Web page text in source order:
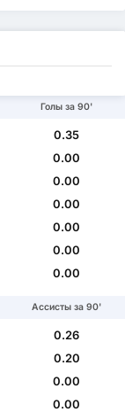
Голы за 90'
0.35
0.00
0.00
0.00
0.00
0.00
0.00
Ассисты за 90'
0.26
0.20
0.00
0.00